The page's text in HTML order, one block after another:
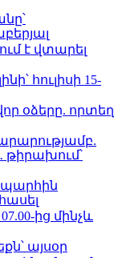
է վտարել
հուլիսի 15-
օձերը. որտեղ
թիրախում՝
ից մինչև
այսօր